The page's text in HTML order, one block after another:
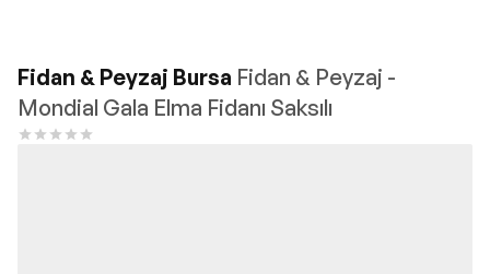
Fidan & Peyzaj Bursa Fidan & Peyzaj -
Mondial Gala Elma Fidanı Saksılı